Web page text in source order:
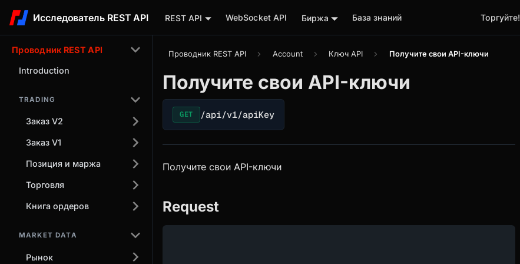
Исследователь REST API REST API WebSocket API Биржа База знаний Торгуйте!
Проводник REST API
Introduction
TRADING
Заказ V2
Заказ V1
Позиция и маржа
Торговля
Книга ордеров
MARKET DATA
Рынок
Проводник REST API Account Ключ API Получите свои API-ключи
Получите свои API-ключи
GET /api/v1/apiKey
Получите свои API-ключи
Request